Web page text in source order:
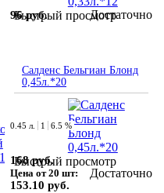
Быстрый просмотр
96 руб. Достаточно
Салденс Бельгиан Блонд
0,45л.*20
Быстрый просмотр
0.45 л. 1 6.5 %
168 руб.
Цена от 20 шт:
153.10 руб.
Достаточно